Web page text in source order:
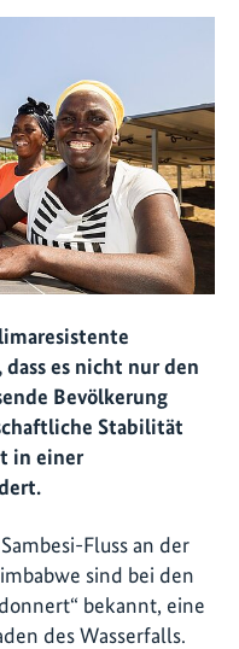
es nicht nur den
Bevölkerung
Stabilität
in einer
Fluss an der
sind bei den
bekannt, eine
des Wasserfalls.